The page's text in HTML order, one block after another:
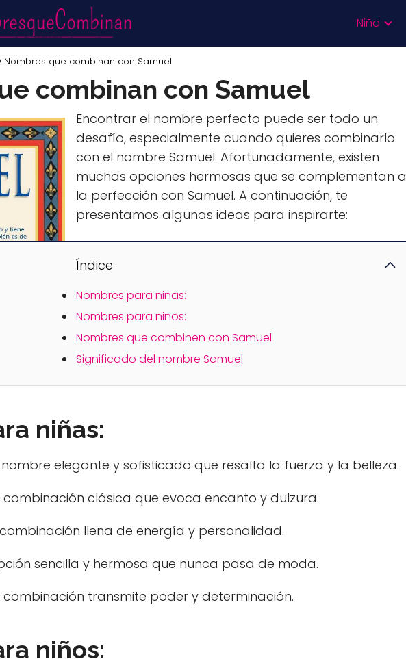
Niña
Nombres que combinan con Samuel
combinan con Samuel
Encontrar el nombre perfecto puede ser todo un
desafío, especialmente cuando quieres combinarlo
con el nombre Samuel. Afortunadamente, existen
muchas opciones hermosas que se complementan a
la perfección con Samuel. A continuación, te
presentamos algunas ideas para inspirarte:
Índice
Nombres para niñas:
Nombres para niños:
Nombres que combinen con Samuel
Significado del nombre Samuel
niñas:
nombre elegante y sofisticado que resalta la fuerza y la belleza.
combinación clásica que evoca encanto y dulzura.
llena de energía y personalidad.
sencilla y hermosa que nunca pasa de moda.
combinación transmite poder y determinación.
niños: